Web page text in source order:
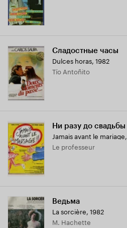
Сладостные часы
Dulces horas, 1982
Tío Antoñito
Ни разу до свадьбы
Jamais avant le mariage,
Le professeur
Ведьма
La sorcière, 1982
M. Hachette